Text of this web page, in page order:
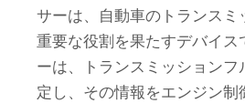
サーは、自動車のトランスミ
重要な役割を果たすデバイス
ーは、トランスミッションフ
定し、その情報をエンジン制